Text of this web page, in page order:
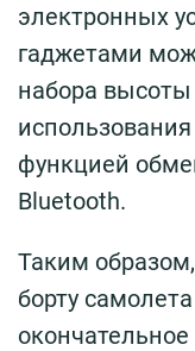
электронных
гаджетами
набора высоты
функцией
Bluetooth.
Таким
борту